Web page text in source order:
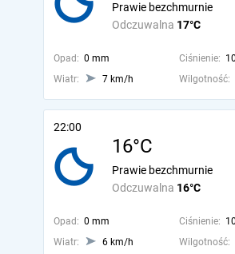
Odczuwalna 17°C
Prawie bezchmurnie
Opad: 0 mm Ciśnienie:
Wiatr:
7 km/h Wilgotność:
22:00
16°C
Odczuwalna 16°C
Prawie bezchmurnie
Opad: 0 mm Ciśnienie:
Wiatr:
6 km/h Wilgotność: